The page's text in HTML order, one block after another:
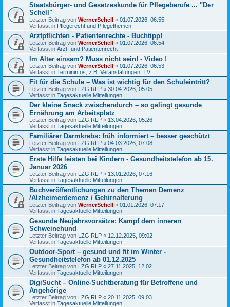
Staatsbürger- und Gesetzeskunde für Pflegeberufe ... "Der
Schell"
Letzter Beitrag von WernerSchell « 01.07.2026, 06:55
Verfasst in Pflegerecht und Pflegethemen
Arztpflichten - Patientenrechte - Buchtipp!
Letzter Beitrag von WernerSchell « 01.07.2026, 06:54
Verfasst in Arzt- und Patientenrecht
Im Alter einsam? Muss nicht sein! - Video !
Letzter Beitrag von WernerSchell « 01.07.2026, 06:53
Verfasst in Termininfos; z.B. Veranstaltungen, TV
Fit für die Schule – Was ist wichtig für den Schuleintritt?
Letzter Beitrag von LZG RLP « 30.04.2026, 05:05
Verfasst in Tagesaktuelle Mitteilungen
Der kleine Snack zwischendurch – so gelingt gesunde
Ernährung am Arbeitsplatz
Letzter Beitrag von LZG RLP « 13.04.2026, 05:26
Verfasst in Tagesaktuelle Mitteilungen
Familiärer Darmkrebs: früh informiert – besser geschützt
Letzter Beitrag von LZG RLP « 04.03.2026, 07:08
Verfasst in Tagesaktuelle Mitteilungen
Erste Hilfe leisten bei Kindern - Gesundheitstelefon ab 15.
Januar 2026
Letzter Beitrag von LZG RLP « 13.01.2026, 07:16
Verfasst in Tagesaktuelle Mitteilungen
Buchveröffentlichungen zu den Themen Demenz
/Alzheimerdemenz / Gehirnalterung
Letzter Beitrag von WernerSchell « 01.01.2026, 07:17
Verfasst in Tagesaktuelle Mitteilungen
Gesunde Neujahrsvorsätze: Kampf dem inneren
Schweinehund
Letzter Beitrag von LZG RLP « 12.12.2025, 09:02
Verfasst in Tagesaktuelle Mitteilungen
Outdoor-Sport – gesund und fit im Winter -
Gesundheitstelefon ab 01.12.2025
Letzter Beitrag von LZG RLP « 27.11.2025, 12:02
Verfasst in Tagesaktuelle Mitteilungen
DigiSucht – Online-Suchtberatung für Betroffene und
Angehörige
Letzter Beitrag von LZG RLP « 20.11.2025, 09:03
Verfasst in Tagesaktuelle Mitteilungen